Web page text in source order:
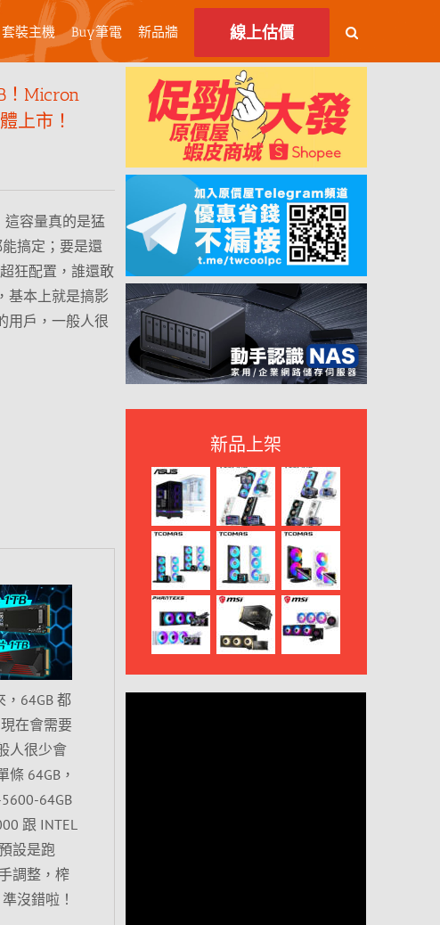
套裝主機 Buy筆電 新品牆 線上估價
！Micron
上市！
這容量真的是猛
搞定；要是還
狂配置，誰還敢
基本上就是搞影
用戶，一般人很
64GB 都
在會需要
人很少會
64GB，
64GB
跟 INTEL
設是跑
調整，榨
沒錯啦！
新品上架